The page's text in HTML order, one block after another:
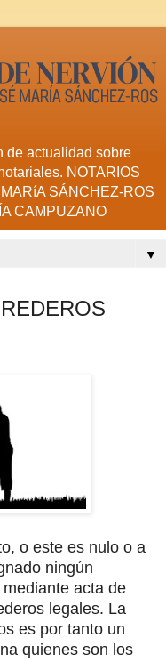
de actualidad sobre
NOTARIOS
SÁNCHEZ-ROS
CAMPUZANO
▼
o este es nulo o a
ningún
acta de
legales. La
es por tanto un
quienes son los